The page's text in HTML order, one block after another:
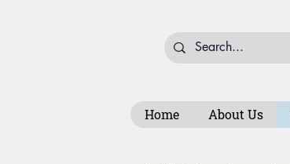
Home About Us